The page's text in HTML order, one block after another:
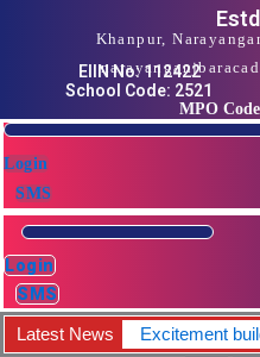
Khanpur,
EIIN No: 112422
School Code: 2521
MPO
Login
SMS
Login
SMS
Latest News Excitement